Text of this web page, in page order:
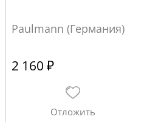
Paulmann (Германия)
2 160 ₽